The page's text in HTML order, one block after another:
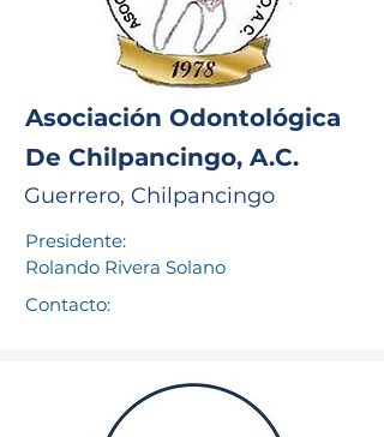
Asociación Odontológica
De Chilpancingo, A.C.
Guerrero, Chilpancingo
Presidente:
Rolando Rivera Solano
Contacto: